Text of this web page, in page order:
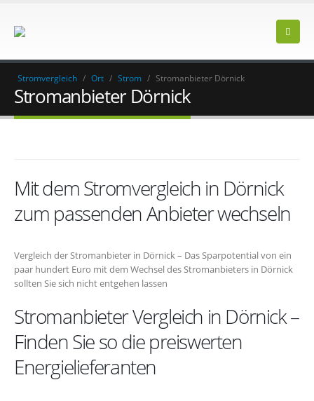
Stromvergleich / Ort / Strom / Stromanbieter Dörnick
Stromanbieter Dörnick
Mit dem Stromvergleich in Dörnick
zum passenden Anbieter wechseln
Vergleich der Stromanbieter in Dörnick – Das Sparpotential von ein
paar hundert Euro mit dem Wechsel des Stromanbieters in Dörnick
sollten Sie sich nicht entgehen lassen
Stromanbieter Vergleich in Dörnick –
Finden Sie so die preiswerten
Energielieferanten